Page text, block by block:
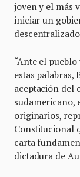
joven y el más
iniciar un
“Ante el
estas palabras,
aceptación del
sudamericano,
originarios,
Constitucional
carta
dictadura de